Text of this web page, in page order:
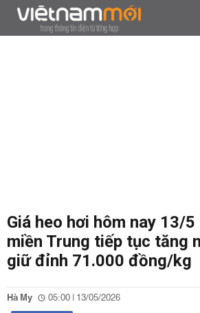
Giá heo hơi hôm nay 13/
miền Trung tiếp tục tăng
giữ đỉnh 71.000 đồng/kg
Hà My 05:00 | 13/05/2026